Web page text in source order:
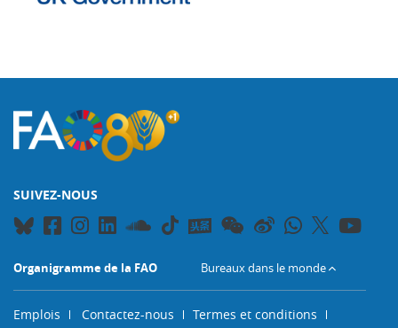
SUIVEZ-NOUS
Organigramme de la FAO Bureaux dans le monde
Emplois Contactez-nous
Termes et conditions